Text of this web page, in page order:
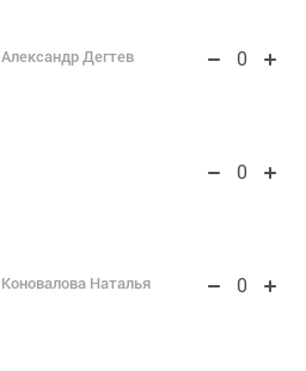
Александр Дегтев 0
0
Коновалова Наталья 0